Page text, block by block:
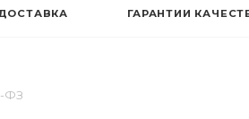
ГАРАНТИИ
ФЗ